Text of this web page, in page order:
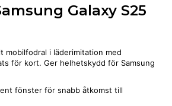
Galaxy S25
mobilfodral i läderimitation med
för kort. Ger helhetskydd för Samsung
fönster för snabb åtkomst till